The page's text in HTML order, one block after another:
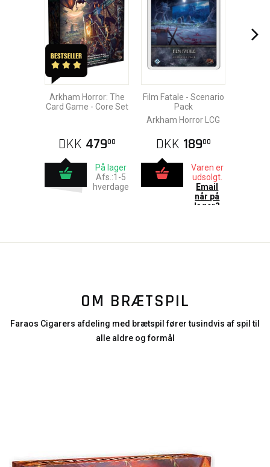
Arkham Horror: The
Card Game - Core Set
DKK 47900
På lager
Afs.:1-5
hverdage
Film Fatale - Scenario
Pack
Arkham Horror LCG
DKK 18900
Varen er
udsolgt.
Email
når på
lager?
OM BRÆTSPIL
Faraos Cigarers afdeling med brætspil fører tusindvis af spil til
alle aldre og formål